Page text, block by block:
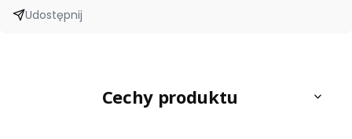
Udostępnij
Cechy produktu